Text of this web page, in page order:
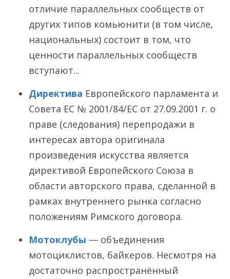
отличие параллельных сообществ от
других типов комьюнити (в том числе,
национальных) состоит в том, что
ценности параллельных сообществ
вступают...
Директива Европейского парламента и
Совета ЕС № 2001/84/ЕС от 27.09.2001 г. о
праве (следования) перепродажи в
интересах автора оригинала
произведения искусства является
директивой Европейского Союза в
области авторского права, сделанной в
рамках внутреннего рынка согласно
положениям Римского договора.
Мотоклубы — объединения
мотоциклистов, байкеров. Несмотря на
достаточно распространённый